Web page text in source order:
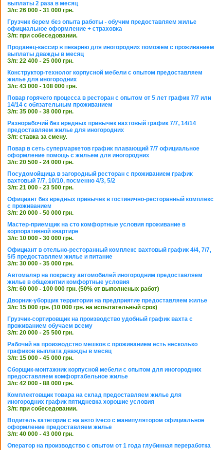
выплаты 2 раза в месяц
З/п: 26 000 - 31 000 грн.
Грузчик берем без опыта работы - обучим предоставляем жилье
официальное оформление + страховка
З/п: при собеседовании.
Продавец-кассир в пекарню для иногородних поможем с проживанием
выплаты дважды в месяц
З/п: 22 400 - 25 000 грн.
Конструктор-технолог корпусной мебели с опытом предоставляем
жилье для иногородних
З/п: 43 000 - 108 000 грн.
Повар горячего процесса в ресторан с опытом от 5 лет график 7/7 или
14/14 с обязательным проживанием
З/п: 35 000 - 38 000 грн.
Разнорабочий без вредных привычек вахтовый график 7/7, 14/14
предоставляем жилье для иногородних
З/п: ставка за смену.
Повар в сеть супермаркетов график плавающий 7/7 официальное
оформление помощь с жильем для иногородних
З/п: 20 500 - 24 000 грн.
Посудомойщица в загородный ресторан с проживанием график
вахтовый 7/7, 10/10, посменно 4/3, 5/2
З/п: 21 000 - 23 500 грн.
Официант без вредных привычек в гостинично-ресторанный комплекс
с проживанием
З/п: 20 000 - 50 000 грн.
Мастер-приемщик на сто комфортные условия проживание в
корпоративной квартире
З/п: 10 000 - 30 000 грн.
Официант в отельно-ресторанный комплекс вахтовый график 4/4, 7/7,
5/5 предоставляем жилье и питание
З/п: 30 000 - 35 000 грн.
Автомаляр на покраску автомобилей иногородним предоставляем
жилье в общежитии комфортные условия
З/п: 60 000 - 100 000 грн. (50% от выполненых работ)
Дворник-уборщик территории на предприятие предоставляем жилье
З/п: 15 000 грн. (10 000 грн. на испытательный срок)
Грузчик-сортировщик на производство удобный график вахта с
проживанием обучаем всему
З/п: 20 000 - 25 500 грн.
Рабочий на производство мешков с проживанием есть несколько
графиков выплата дважды в месяц
З/п: 15 000 - 45 000 грн.
Сборщик-монтажник корпусной мебели с опытом для иногородних
предоставляем комфортабельное жилье
З/п: 42 000 - 88 000 грн.
Комплектовщик товара на склад предоставляем жилье для
иногородних график пятидневка хорошие условия
З/п: при собеседовании.
Водитель категории с на авто iveco с манипулятором официальное
оформление предоставляем жилье
З/п: 40 000 - 43 000 грн.
Оператор на производство с опытом от 1 года глубинная переработка